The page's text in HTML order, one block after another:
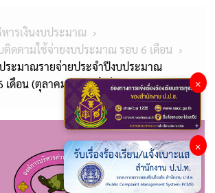
หารเงินงบประมาณ
ติดตามใช้จ่ายงบประมาณ รอบ 6 เดือน
ระมาณรายจ่ายประจำปีงบประมาณ
เดือน (ตุลาคม2567 ถึงมีนาคม 2568)
×
×